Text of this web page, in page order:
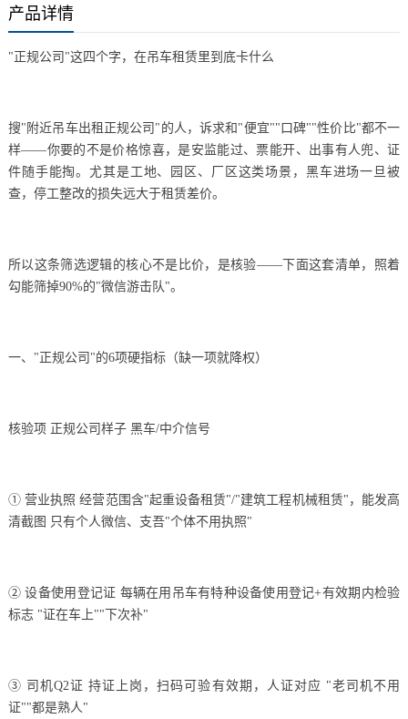
产品详情
"正规公司"这四个字，在吊车租赁里到底卡什么
搜"附近吊车出租正规公司"的人，诉求和"便宜""口碑""性价比"都不一
样——你要的不是价格惊喜，是安监能过、票能开、出事有人兜、证
件随手能掏。尤其是工地、园区、厂区这类场景，黑车进场一旦被
查，停工整改的损失远大于租赁差价。
所以这条筛选逻辑的核心不是比价，是核验——下面这套清单，照着
勾能筛掉90%的"微信游击队"。
一、"正规公司"的6项硬指标（缺一项就降权）
核验项 正规公司样子 黑车/中介信号
① 营业执照 经营范围含"起重设备租赁"/"建筑工程机械租赁"，能发高
清截图 只有个人微信、支吾"个体不用执照"
② 设备使用登记证 每辆在用吊车有特种设备使用登记+有效期内检验
标志 "证在车上""下次补"
③ 司机Q2证 持证上岗，扫码可验有效期，人证对应 "老司机不用
证""都是熟人"